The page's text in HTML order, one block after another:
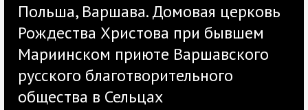
Польша, Варшава. Домовая церковь
Рождества Христова при бывшем
Мариинском приюте Варшавского
русского благотворительного
общества в Сельцах